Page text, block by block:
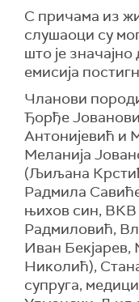
С причама из
слушаоци су
што је
емисија
Чланови
Ђорђе
Антонијевић и
Меланија
(Љиљана
Радмила
њихов син,
Радмиловић,
Иван
Николић),
супруга,